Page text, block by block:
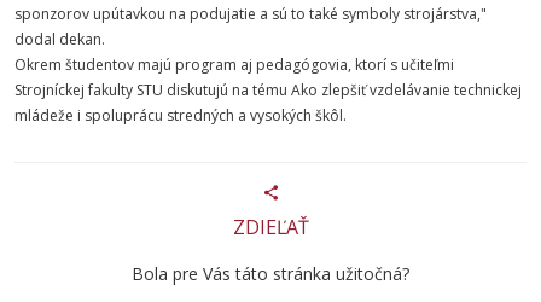
sponzorov upútavkou na podujatie a sú to také symboly strojárstva,"
dodal dekan.
Okrem študentov majú program aj pedagógovia, ktorí s učiteľmi
Strojníckej fakulty STU diskutujú na tému Ako zlepšiť vzdelávanie technickej
mládeže i spoluprácu stredných a vysokých škôl.
ZDIEĽAŤ
Bola pre Vás táto stránka užitočná?